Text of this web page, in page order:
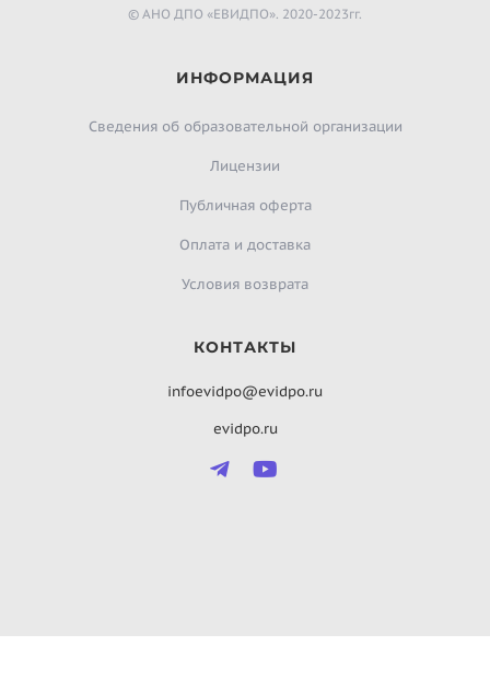
© АНО ДПО «ЕВИДПО». 2020-2023гг.
ИНФОРМАЦИЯ
Сведения об образовательной организации
Лицензии
Публичная оферта
Оплата и доставка
Условия возврата
КОНТАКТЫ
infoevidpo@evidpo.ru
evidpo.ru